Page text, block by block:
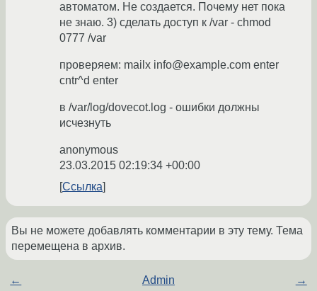
автоматом. Не создается. Почему нет пока
не знаю. 3) сделать доступ к /var - chmod
0777 /var
проверяем: mailx info@example.com enter
cntr^d enter
в /var/log/dovecot.log - ошибки должны
исчезнуть
anonymous
23.03.2015 02:19:34 +00:00
Ссылка
Вы не можете добавлять комментарии в эту тему. Тема
перемещена в архив.
← Admin →